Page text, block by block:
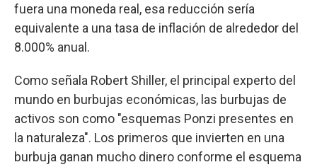
fuera una moneda real, esa reducción sería
equivalente a una tasa de inflación de alrededor del
8.000% anual.
Como señala Robert Shiller, el principal experto del
mundo en burbujas económicas, las burbujas de
activos son como "esquemas Ponzi presentes en
la naturaleza". Los primeros que invierten en una
burbuja ganan mucho dinero conforme el esquema